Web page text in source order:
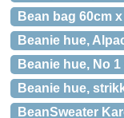
Bean bag 60cm
Beanie hue,
Beanie hue, No
Beanie hue,
BeanSweater